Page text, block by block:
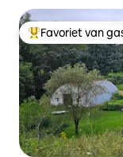
Topfavoriet van
Favoriet van